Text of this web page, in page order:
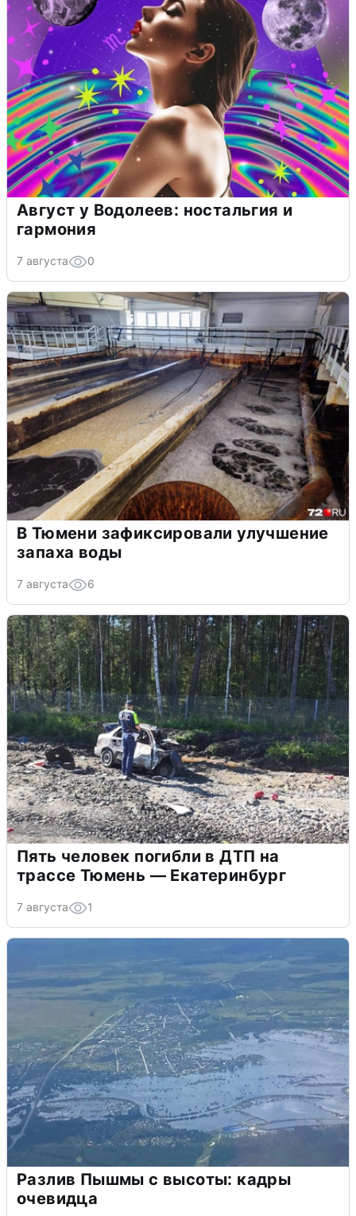
Август у Водолеев: ностальгия и
гармония
7 августа 0
В Тюмени зафиксировали улучшение
запаха воды
7 августа 6
Пять человек погибли в ДТП на
трассе Тюмень — Екатеринбург
7 августа 1
Разлив Пышмы с высоты: кадры
очевидца